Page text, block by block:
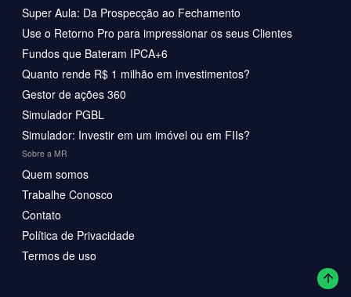
Super Aula: Da Prospecção ao Fechamento
Use o Retorno Pro para impressionar os seus Clientes
Fundos que Bateram IPCA+6
Quanto rende R$ 1 milhão em investimentos?
Gestor de ações 360
Simulador PGBL
Simulador: Investir em um imóvel ou em FIIs?
Sobre a MR
Quem somos
Trabalhe Conosco
Contato
Política de Privacidade
Termos de uso